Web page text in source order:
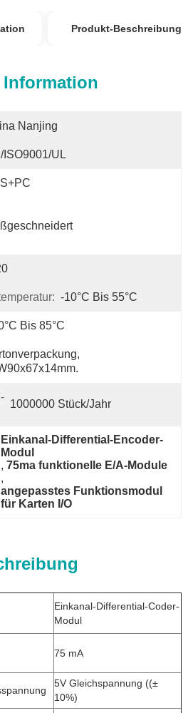
Produkt-Beschreibung
Nanjing
ISO9001/UL
-10°C Bis 55°C
Bis 85°C
1000000 Stück/Jahr
Einkanal-Differential-Encoder-
Modul
, 75ma funktionelle E/A-Module
,
angepasstes Funktionsmodul
für Karten I/O
Einkanal-Differential-Coder-
Modul
75 mA
5V Gleichspannung ((±
10%)